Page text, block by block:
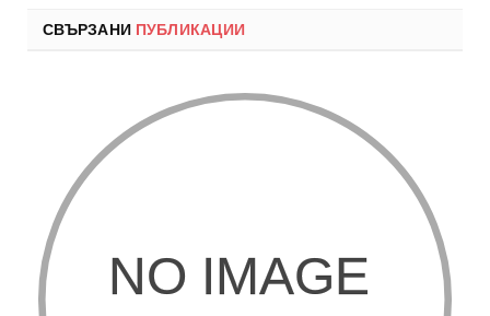
СВЪРЗАНИ ПУБЛИКАЦИИ